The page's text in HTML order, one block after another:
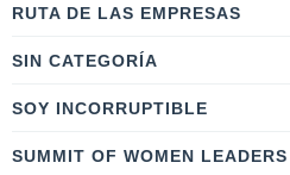
RUTA DE LAS EMPRESAS
SIN CATEGORÍA
SOY INCORRUPTIBLE
SUMMIT OF WOMEN